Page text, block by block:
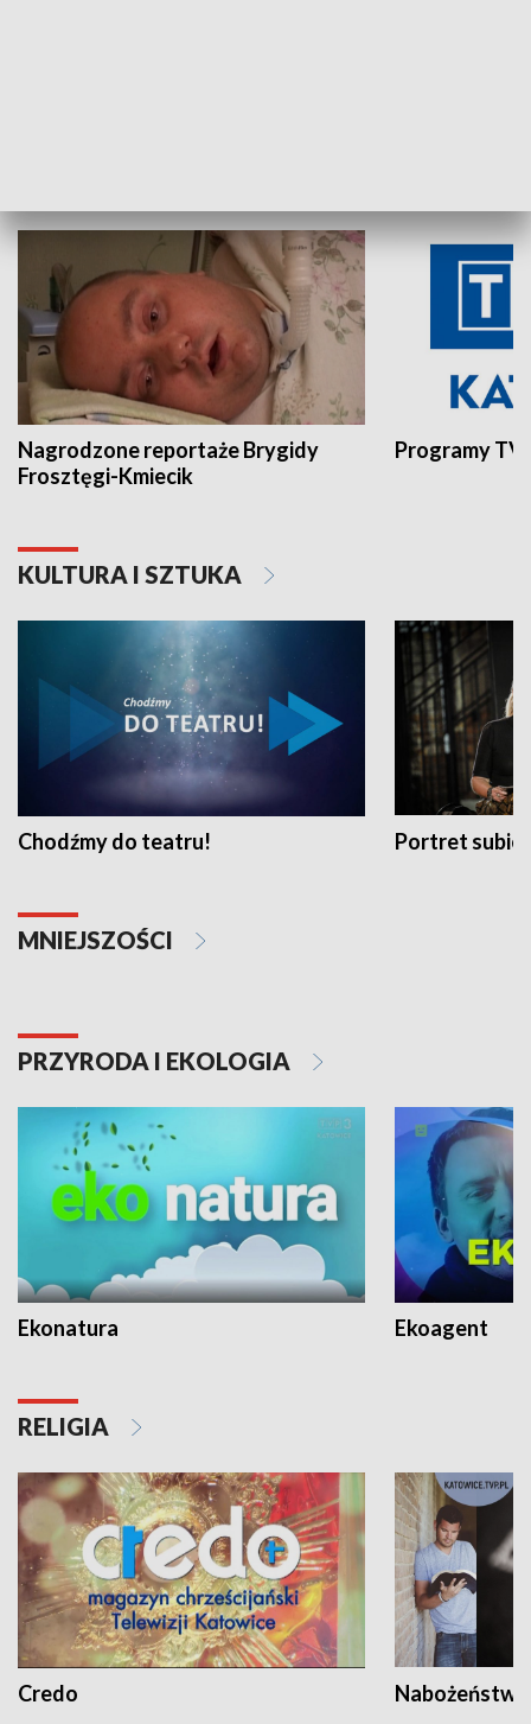
Nagrodzone reportaże Brygidy
Frosztęgi-Kmiecik
Programy
KULTURA I SZTUKA
Chodźmy do teatru! Portret
MNIEJSZOŚCI
PRZYRODA I EKOLOGIA
Ekonatura Ekoagent
RELIGIA
Credo